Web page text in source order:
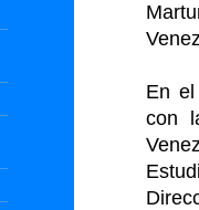
En
con